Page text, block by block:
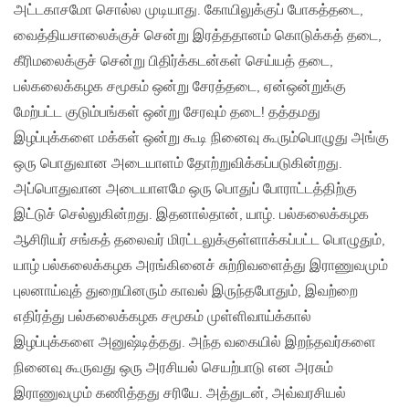
அட்டகாசமோ சொல்ல முடியாது. கோயிலுக்குப் போகத்தடை,
வைத்தியசாலைக்குச் சென்று இரத்ததானம் கொடுக்கத் தடை,
கீரிமலைக்குச் சென்று பிதிர்க்கடன்கள் செய்யத் தடை,
பல்கலைக்கழக சமூகம் ஒன்று சேரத்தடை, ஏன்ஒன்றுக்கு
மேற்பட்ட குடும்பங்கள் ஒன்று சேரவும் தடை! தத்தமது
இழப்புக்களை மக்கள் ஒன்று கூடி நினைவு கூரும்பொழுது அங்கு
ஒரு பொதுவான அடையாளம் தோற்றுவிக்கப்படுகின்றது.
அப்பொதுவான அடையாளமே ஒரு பொதுப் போராட்டத்திற்கு
இட்டுச் செல்லுகின்றது. இதனால்தான், யாழ். பல்கலைக்கழக
ஆசிரியர் சங்கத் தலைவர் மிரட்டலுக்குள்ளாக்கப்பட்ட பொழுதும்,
யாழ் பல்கலைக்கழக அரங்கினைச் சுற்றிவளைத்து இராணுவமும்
புலனாய்வுத் துறையினரும் காவல் இருந்தபோதும், இவற்றை
எதிர்த்து பல்கலைக்கழக சமூகம் முள்ளிவாய்க்கால்
இழப்புக்களை அனுஷ்டித்தது. அந்த வகையில் இறந்தவர்களை
நினைவு கூருவது ஒரு அரசியல் செயற்பாடு என அரசும்
இராணுவமும் கணித்தது சரியே. அத்துடன், அவ்வரசியல்